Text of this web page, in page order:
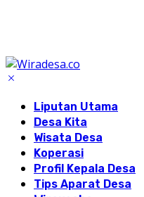
Liputan Utama
Desa Kita
Wisata Desa
Koperasi
Profil Kepala Desa
Tips Aparat Desa